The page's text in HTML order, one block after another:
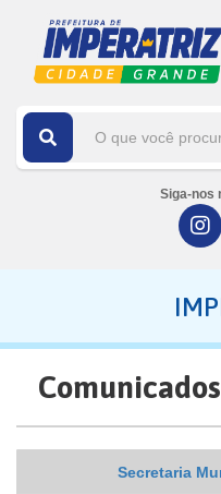
Siga-nos
Comunicados
Secretaria